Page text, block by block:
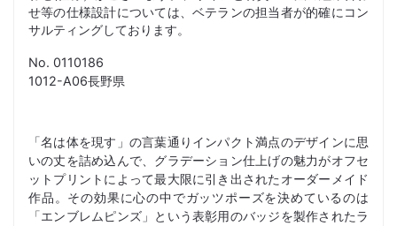
せ等の仕様設計については、ベテランの担当者が的確にコン
サルティングしております。
No. 0110186
1012-A06長野県
「名は体を現す」の言葉通りインパクト満点のデザインに思
いの丈を詰め込んで、グラデーション仕上げの魅力がオフセ
ットプリントによって最大限に引き出されたオーダーメイド
作品。その効果に心の中でガッツポーズを決めているのは
「エンブレムピンズ」という表彰用のバッジを製作されたラ